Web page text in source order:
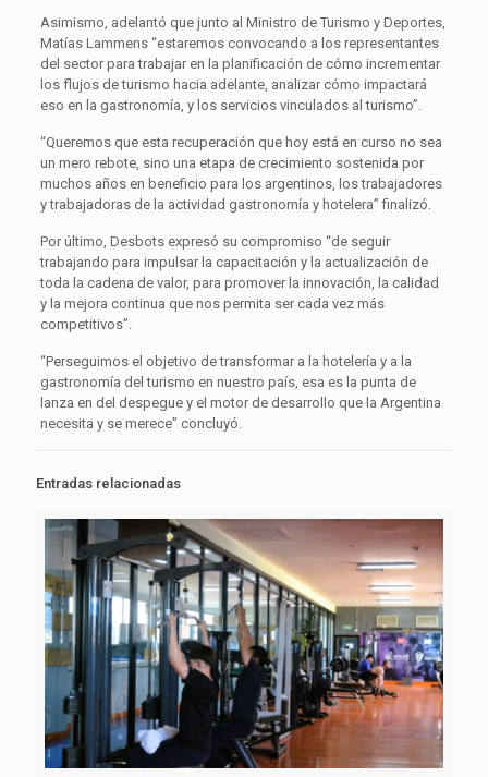
Asimismo, adelantó que junto al Ministro de Turismo y Deportes,
Matías Lammens “estaremos convocando a los representantes
del sector para trabajar en la planificación de cómo incrementar
los flujos de turismo hacia adelante, analizar cómo impactará
eso en la gastronomía, y los servicios vinculados al turismo”.
“Queremos que esta recuperación que hoy está en curso no sea
un mero rebote, sino una etapa de crecimiento sostenida por
muchos años en beneficio para los argentinos, los trabajadores
y trabajadoras de la actividad gastronomía y hotelera” finalizó.
Por último, Desbots expresó su compromiso “de seguir
trabajando para impulsar la capacitación y la actualización de
toda la cadena de valor, para promover la innovación, la calidad
y la mejora continua que nos permita ser cada vez más
competitivos”.
“Perseguimos el objetivo de transformar a la hotelería y a la
gastronomía del turismo en nuestro país, esa es la punta de
lanza en del despegue y el motor de desarrollo que la Argentina
necesita y se merece” concluyó.
Entradas relacionadas